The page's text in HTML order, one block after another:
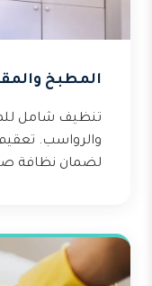
المطبخ
تنظيف شامل
والرواسب. تعقيم
لضمان نظافة